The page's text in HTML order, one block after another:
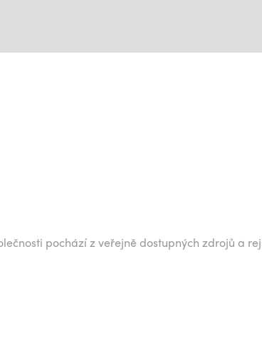
pochází z veřejně dostupných zdrojů a